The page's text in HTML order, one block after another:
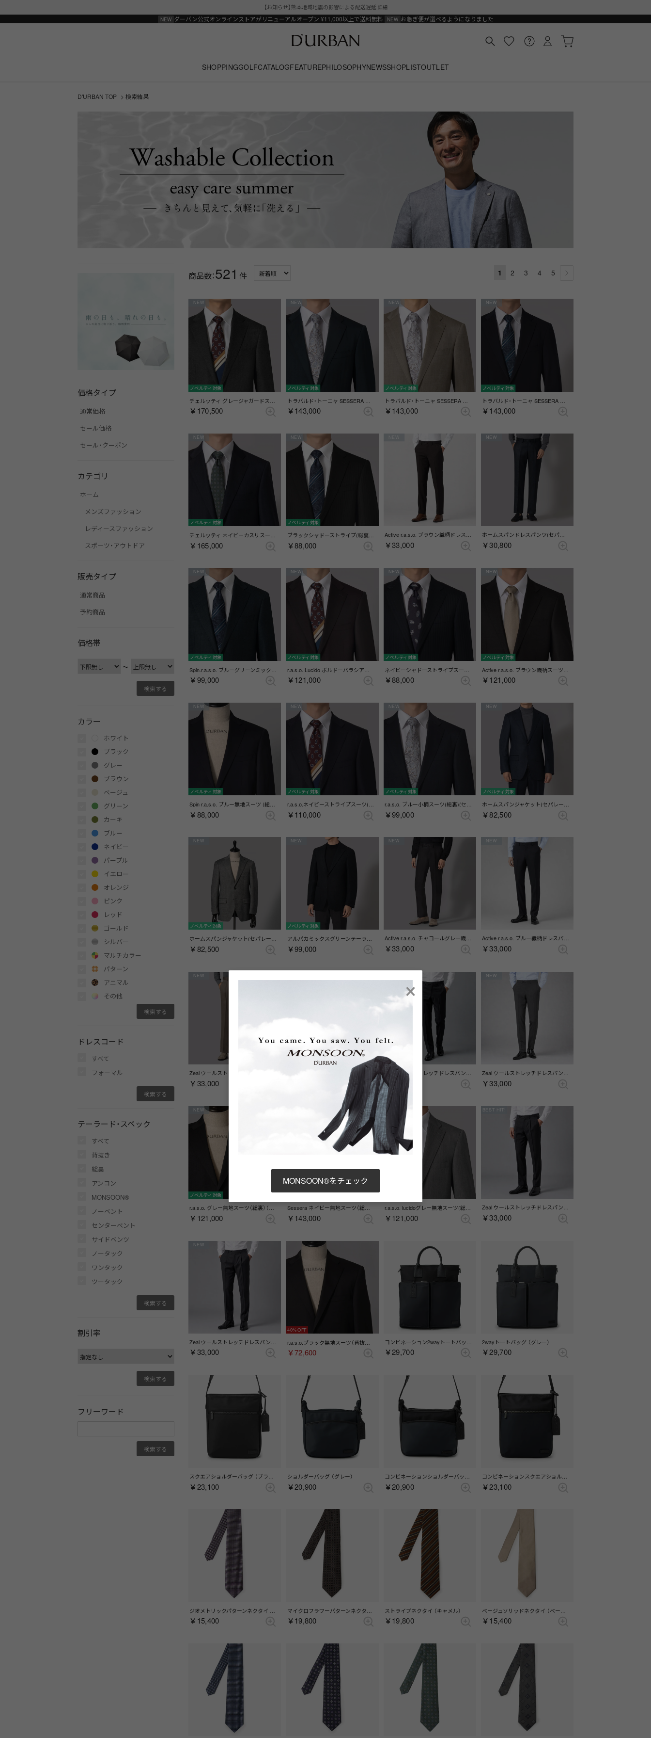
【お知らせ】熊本地域地震の影響による配送遅延 詳細
ダーバン公式オンラインストアがリニューアルオープン ¥11,000以上で送料無料 お急ぎ便が選べるようになりました
SHOPPINGGOLFCATALOGFEATUREPHILOSOPHYNEWSSHOPLISTOUTLET
D'URBAN TOP > 検索結果
価格タイプ
通常価格
セール価格
セール・クーポン
カテゴリ
ホーム
メンズファッション
レディースファッション
スポーツ・アウトドア
販売タイプ
通常商品
予約商品
価格帯
〜
カラー
ホワイト
ブラック
グレー
ブラウン
ベージュ
グリーン
カーキ
ブルー
ネイビー
パープル
イエロー
オレンジ
ピンク
レッド
ゴールド
シルバー
マルチカラー
パターン
アニマル
その他
ドレスコード
すべて
フォーマル
テーラード・スペック
すべて
背抜き
総裏
アンコン
MONSOON®
ノーベント
センターベント
サイドベンツ
ノータック
ワンタック
ツータック
割引率
フリーワード
商品数：521 件 1 2 3 4 5
NEW
ノベルティ対象
￥170,500
NEW
ノベルティ対象
￥143,000
NEW
ノベルティ対象
￥143,000
NEW
ノベルティ対象
￥143,000
NEW
ノベルティ対象
￥165,000
NEW
ノベルティ対象
ブラックシャドーストライプ(総裏)(センターベント) （ブラック）
￥88,000 ￥33,000
NEW
￥30,800
NEW
ノベルティ対象
￥99,000
NEW
ノベルティ対象
￥121,000
NEW
ノベルティ対象
￥88,000
NEW
ノベルティ対象
￥121,000
NEW
ノベルティ対象
￥88,000
NEW
ノベルティ対象
￥110,000
NEW
ノベルティ対象
￥99,000
NEW
ノベルティ対象
￥82,500
NEW
ノベルティ対象
ホームスパンジャケット(セパレーツ) (総裏)(サイドベンツ) （ライトグレー）
￥82,500
NEW
ノベルティ対象
アルパカミックスグリーンテーラードジャケット(総裏)(サイドベンツ) （グリーン）
￥99,000
NEW
Active r.a.s.o. チャコールグレー織柄ドレスパンツ(ノータック) （チャコール）
￥33,000
NEW
Active r.a.s.o. ブルー織柄ドレスパンツ(ノータック) （ブルー）
￥33,000
NEW
￥33,000
ノベルティ対象
￥33,000
NEW
￥33,000
NEW
ノベルティ対象
r.a.s.o. グレー無地スーツ（総裏）（サイドベンツ）（チャコールグレー）
￥121,000
Sessera ネイビー無地スーツ（総裏） （センターベント） （ネイビー）
￥143,000
r.a.s.o. lucidoグレー無地スーツ(総裏)(サイドベンツ) （グレー）
￥121,000
BEST HIT!
Zeal ウールストレッチドレスパンツ(ワンタック) （チャコール）
￥33,000
NEW
￥33,000
40%
r.a.s.o.ブラック無地スーツ（背抜き）（サイドベンツ） （ブラック）
￥72,600 ￥29,700
2wayトートバッグ （グレー）
￥29,700
スクエアショルダーバッグ （ブラック）
￥23,100
ショルダーバッグ （グレー）
￥20,900
コンビネーションショルダーバッグ （ブラック）
￥20,900
コンビネーションスクエアショルダーバッグ （ブラック）
￥23,100
￥15,400 ￥19,800
ストライプネクタイ （キャメル）
￥19,800 ￥15,400
×
MONSOON®をチェック